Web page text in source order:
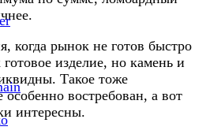
когда рынок не готов быстро
изделие, но камень и
Такое тоже
особенно востребован, а вот
интересны.